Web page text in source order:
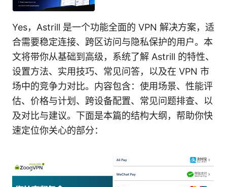
Yes，Astrill 是一个功能全面的 VPN 解决方案，适
合需要稳定连接、跨区访问与隐私保护的用户。本
文将带你从基础到高级，系统了解 Astrill 的特性、
设置方法、实用技巧、常见问答，以及在 VPN 市
场中的竞争力对比。内容包含：使用场景、性能评
估、价格与计划、跨设备配置、常见问题排查、以
及对比与建议。下面是本篇的结构大纲，帮助你快
速定位你关心的部分：